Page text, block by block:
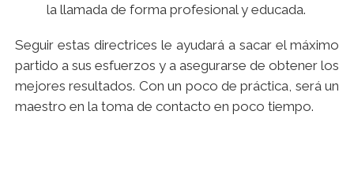
la llamada de forma profesional y educada.
Seguir estas directrices le ayudará a sacar el máximo
partido a sus esfuerzos y a asegurarse de obtener los
mejores resultados. Con un poco de práctica, será un
maestro en la toma de contacto en poco tiempo.